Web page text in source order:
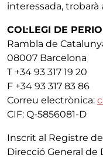
interessada, trobarà
COL·LEGI DE
Rambla de
08007 Barcelona
T +34 93 317 19 20
F +34 93 317 83 86
Correu electrònica:
CIF: Q-5856081-D
Inscrit al Registre
Direcció General